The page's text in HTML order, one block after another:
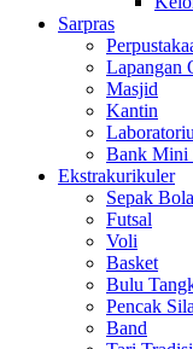
Sarpras
Lapangan
Masjid
Kantin
Bank Mini
Ekstrakurikuler
Sepak Bola
Futsal
Voli
Basket
Bulu
Pencak
Band